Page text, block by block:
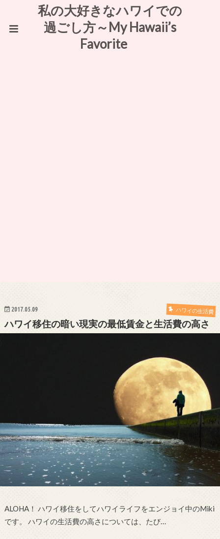
私の大好きなハワイでの
過ごし方～My Hawaii’s
Favorite
2017.05.09 ハワイの生活費
ハワイ移住の暗い現実の最低賃金と生活費の高さ
ALOHA！ ハワイ移住をしてハワイライフをエンジョイ中のMiki
です。 ハワイの生活費の高さについては、たび…